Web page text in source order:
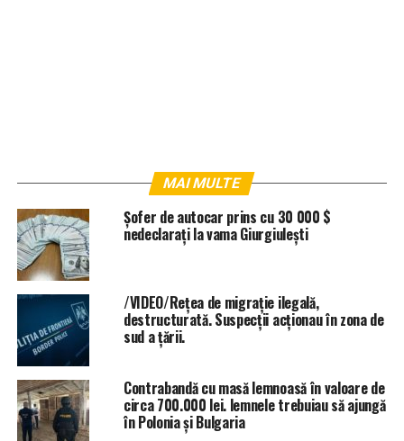
MAI MULTE
Șofer de autocar prins cu 30 000 $
nedeclarați la vama Giurgiulești
/VIDEO/Rețea de migrație ilegală,
destructurată. Suspecții acționau în zona de
sud a țării.
Contrabandă cu masă lemnoasă în valoare de
circa 700.000 lei. lemnele trebuiau să ajungă
în Polonia și Bulgaria